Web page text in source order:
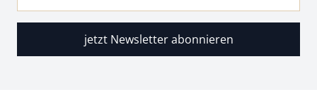
jetzt Newsletter abonnieren